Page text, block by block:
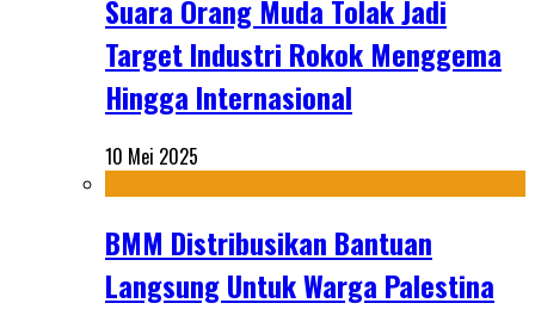
Suara Orang Muda Tolak Jadi
Target Industri Rokok Menggema
Hingga Internasional
10 Mei 2025
BMM Distribusikan Bantuan
Langsung Untuk Warga Palestina